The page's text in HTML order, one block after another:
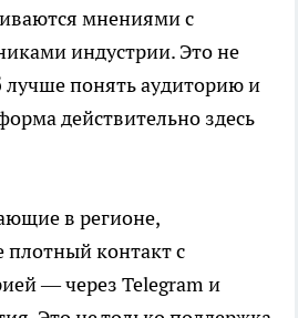
мнениями с
индустрии. Это не
лучше понять аудиторию и
действительно здесь
в регионе,
плотный контакт с
— через Telegram и